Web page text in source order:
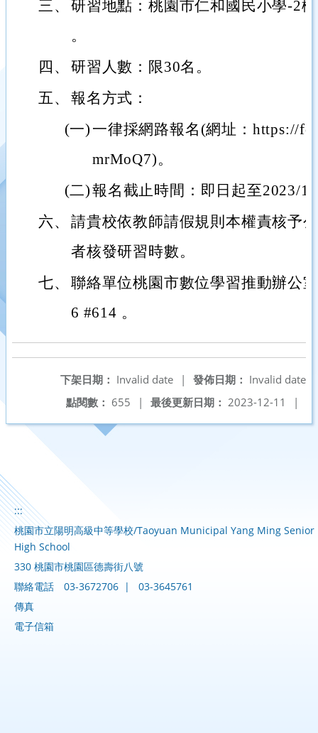
三、 研習地點：桃園市仁和國民小學-2
。
四、 研習人數：限30名。
五、 報名方式：
(一) 一律採網路報名(網址：https://
mrMoQ7)。
(二)報名截止時間：即日起至2023/
六、 請貴校依教師請假規則本權責核予
者核發研習時數。
七、 聯絡單位桃園市數位學習推動辦公
6 #614 。
發佈日期： Invalid date
下架日期： Invalid date
|
最後更新日期： 2023-12-11 |
點閱數： 655 |
:::
桃園市立陽明高級中等學校/Taoyuan Municipal Yang Ming Senior
High School
330 桃園市桃園區德壽街八號
聯絡電話
03-3672706 |
03-3645761
傳真
電子信箱